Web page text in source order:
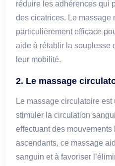
réduire les adhérences qui
des cicatrices. Le massage
particulièrement efficace
aide à rétablir la souplesse
leur mobilité.
2. Le massage
Le massage circulatoire
stimuler la circulation
effectuant des mouvements
ascendants, ce massage
sanguin et à favoriser